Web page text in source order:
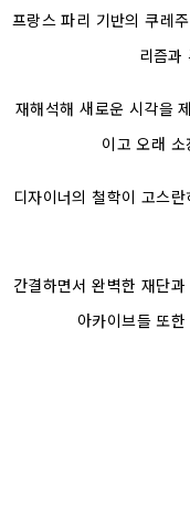
프랑스 파리 기반의 쿠레
리즘과
재해석해 새로운 시각을
이고 오래
디자이너의 철학이 고스
간결하면서 완벽한 재단
아카이브들 또